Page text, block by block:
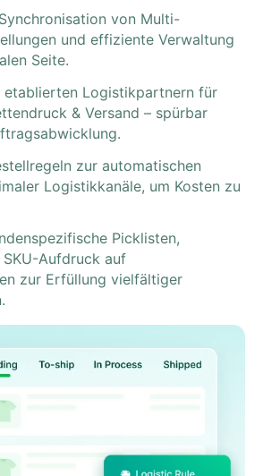
von Multi-
und effiziente Verwaltung
Seite.
etablierten Logistikpartnern für
& Versand – spürbar
zur automatischen
Logistikkanäle, um Kosten zu
Picklisten,
Aufdruck auf
zur Erfüllung vielfältiger